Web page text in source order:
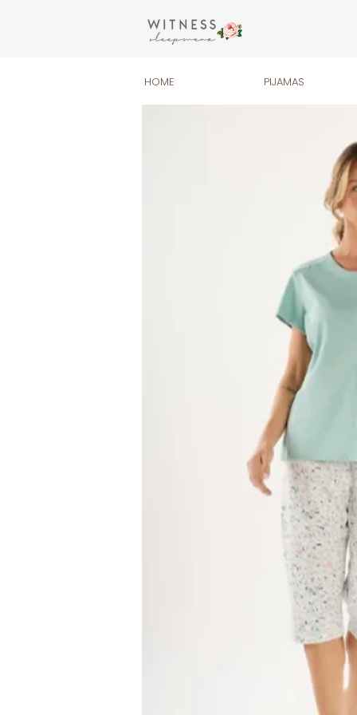
HOME PIJAMAS